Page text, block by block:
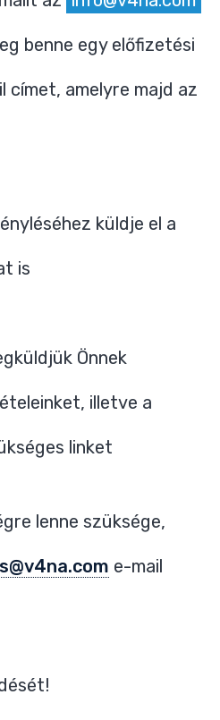
benne egy előfizetési
címet, amelyre majd az
küldje el a
is
Önnek
illetve a
linket
lenne szüksége,
e-mail